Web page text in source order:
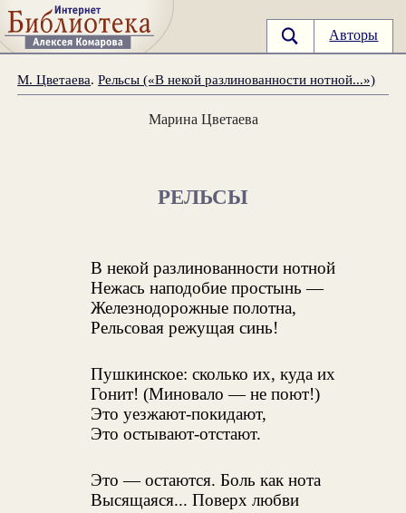
Авторы
М. Цветаева.Рельсы («В некой разлинованности нотной...»)
Марина Цветаева
РЕЛЬСЫ
В некой разлинованности нотной
Нежась наподобие простынь —
Железнодорожные полотна,
Рельсовая режущая синь!
Пушкинское: сколько их, куда их
Гонит! (Миновало — не поют!)
Это уезжают-покидают,
Это остывают-отстают.
Это — остаются. Боль как нота
Высящаяся... Поверх любви